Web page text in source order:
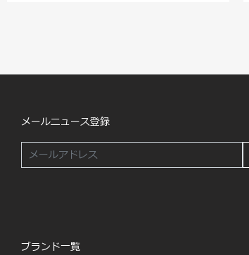
メールニュース登録
ブランド一覧